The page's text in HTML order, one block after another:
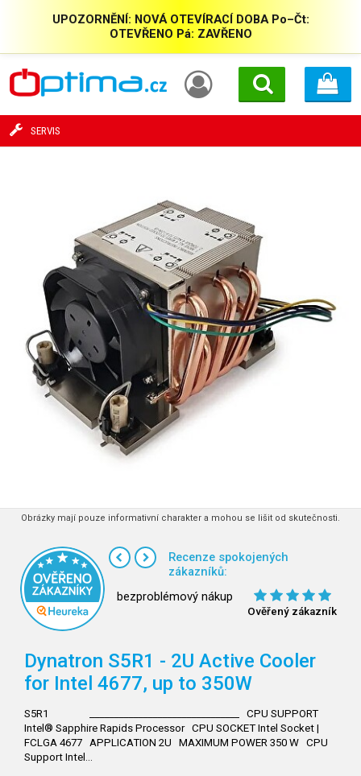
UPOZORNĚNÍ: NOVÁ OTEVÍRACÍ DOBA Po–Čt:
OTEVŘENO Pá: ZAVŘENO
SERVIS
Obrázky mají pouze informativní charakter a mohou se lišit od skutečnosti.
Recenze spokojených
zákazníků:
bezproblémový nákup
Ověřený zákazník
Dynatron S5R1 - 2U Active Cooler
for Intel 4677, up to 350W
S5R1 _______________________________ CPU SUPPORT
Intel® Sapphire Rapids Processor CPU SOCKET Intel Socket |
FCLGA 4677 APPLICATION 2U MAXIMUM POWER 350 W CPU
Support Intel…